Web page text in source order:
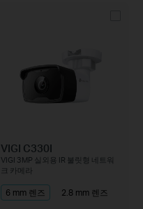
VIGI C330I
VIGI 3MP 실외용 IR 불릿형 네트워
크 카메라
6 mm 렌즈 2.8 mm 렌즈